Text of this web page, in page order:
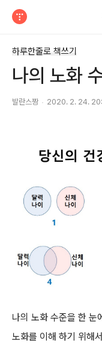
하루한줄로 책쓰기
나의 노화
발란스짱 2020. 2. 24.
나의 노화 수준을 한 눈
노화를 이해 하기 위해